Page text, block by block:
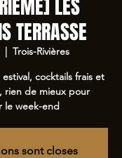
LES
TERRASSE
  |
Trois-Rivières
cocktails frais et
rien de mieux pour
le week-end
sont closes